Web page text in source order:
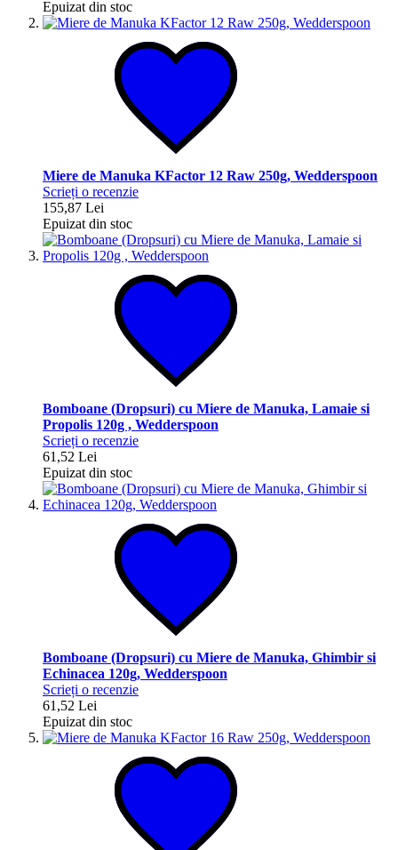
Epuizat din stoc
Miere de Manuka KFactor 12 Raw 250g, Wedderspoon
Scrieți o recenzie
155,87 Lei
Epuizat din stoc
Bomboane (Dropsuri) cu Miere de Manuka, Lamaie si
Propolis 120g , Wedderspoon
Scrieți o recenzie
61,52 Lei
Epuizat din stoc
Bomboane (Dropsuri) cu Miere de Manuka, Ghimbir si
Echinacea 120g, Wedderspoon
Scrieți o recenzie
61,52 Lei
Epuizat din stoc